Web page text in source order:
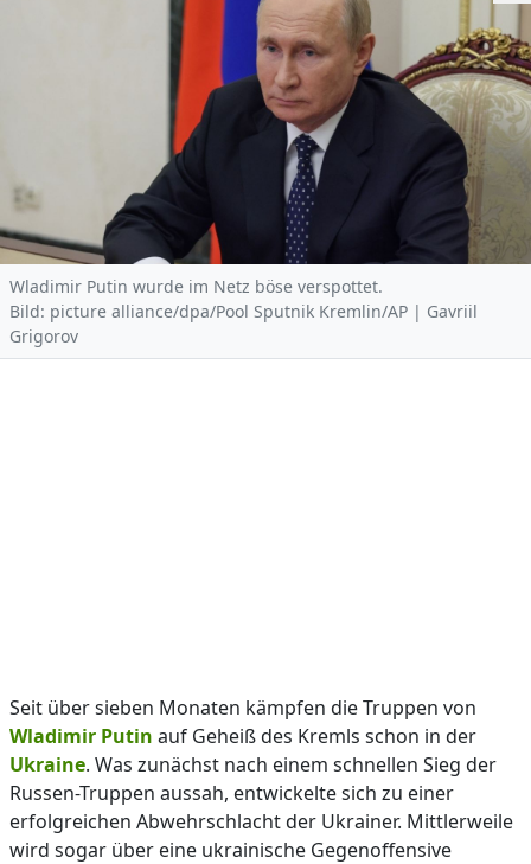
Wladimir Putin wurde im Netz böse verspottet.
Bild: picture alliance/dpa/Pool Sputnik Kremlin/AP | Gavriil
Grigorov
Seit über sieben Monaten kämpfen die Truppen von
Wladimir Putin auf Geheiß des Kremls schon in der
Ukraine. Was zunächst nach einem schnellen Sieg der
Russen-Truppen aussah, entwickelte sich zu einer
erfolgreichen Abwehrschlacht der Ukrainer. Mittlerweile
wird sogar über eine ukrainische Gegenoffensive